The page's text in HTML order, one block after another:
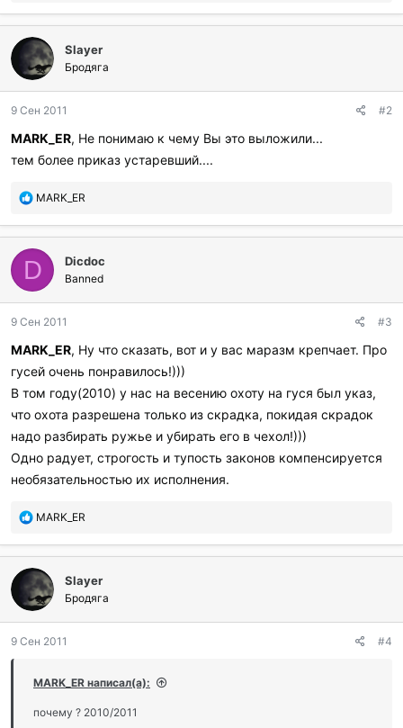
б
л
а
г
о
а
р
и
л
:
Slayer
Бродяга
9 Сен 2011 #2
MARK_ER, Не понимаю к чему Вы это выложили...
тем более приказ устаревший....
П
б
л
а
г
о
а
р
и
л
и
MARK_ER
D Dicdoc
Banned
9 Сен 2011 #3
MARK_ER, Ну что сказать, вот и у вас маразм крепчает. Про
гусей очень понравилось!)))
В том году(2010) у нас на весению охоту на гуся был указ,
что охота разрешена только из скрадка, покидая скрадок
надо разбирать ружье и убирать его в чехол!)))
Одно радует, строгость и тупость законов компенсируется
необязательностью их исполнения.
П
б
л
а
г
о
а
и
и
MARK_ER
Slayer
Бродяга
9 Сен 2011 #4
MARK_ER написал(а):
почему ? 2010/2011